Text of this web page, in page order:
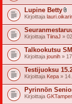
Lupine Betty
l
i
t
t
e
e
t
Kirjoittaja
Kirjoittaja TiinaJ »
Talkookutsu
Kirjoittaja jounih »
Testijuoksu
Kirjoittaja Kepa »
Pyrinnön
Kirjoittaja